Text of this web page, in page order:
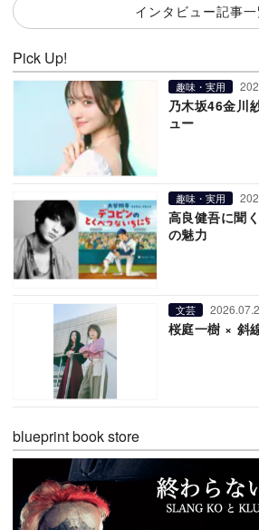
インタビュー記事
Pick Up!
趣味・実用
乃木坂46金川
ュー
趣味・実用
高良健吾に聞
の魅力
文芸
桜庭一樹 × 斜
blueprint book store